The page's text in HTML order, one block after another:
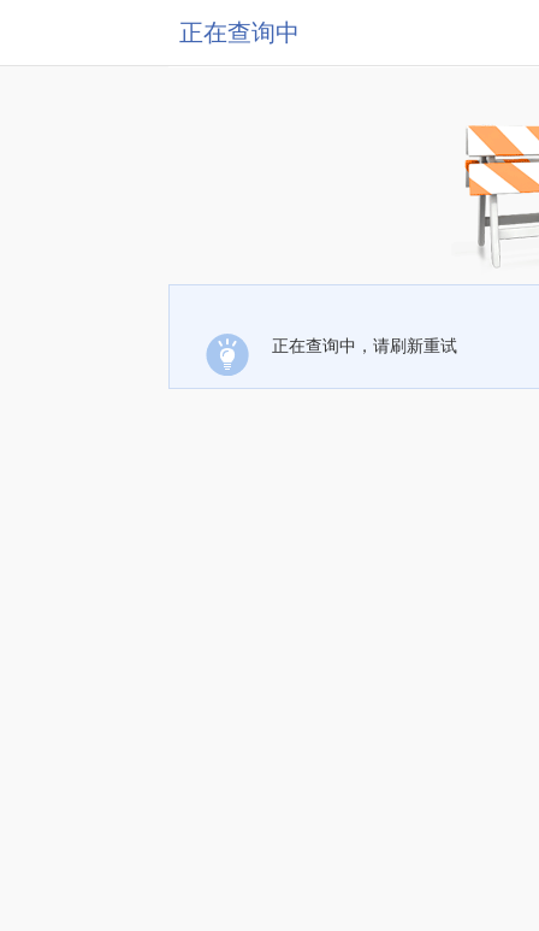
正在查询中
正在查询中，请刷新重试